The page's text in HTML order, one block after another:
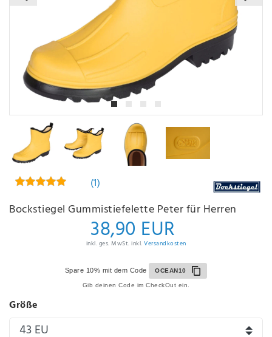
(1)
Bockstiegel Gummistiefelette Peter für Herren
38,90 EUR
inkl. ges. MwSt. inkl. Versandkosten
Spare 10% mit dem Code OCEAN10
Gib deinen Code im CheckOut ein.
Größe